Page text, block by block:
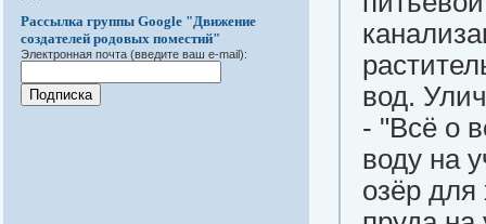
Рассылка группы Google "Движение
создателей родовых поместий"
Электронная почта (введите ваш e-mail):
вод.
- "Всё о
воду на
озёр для